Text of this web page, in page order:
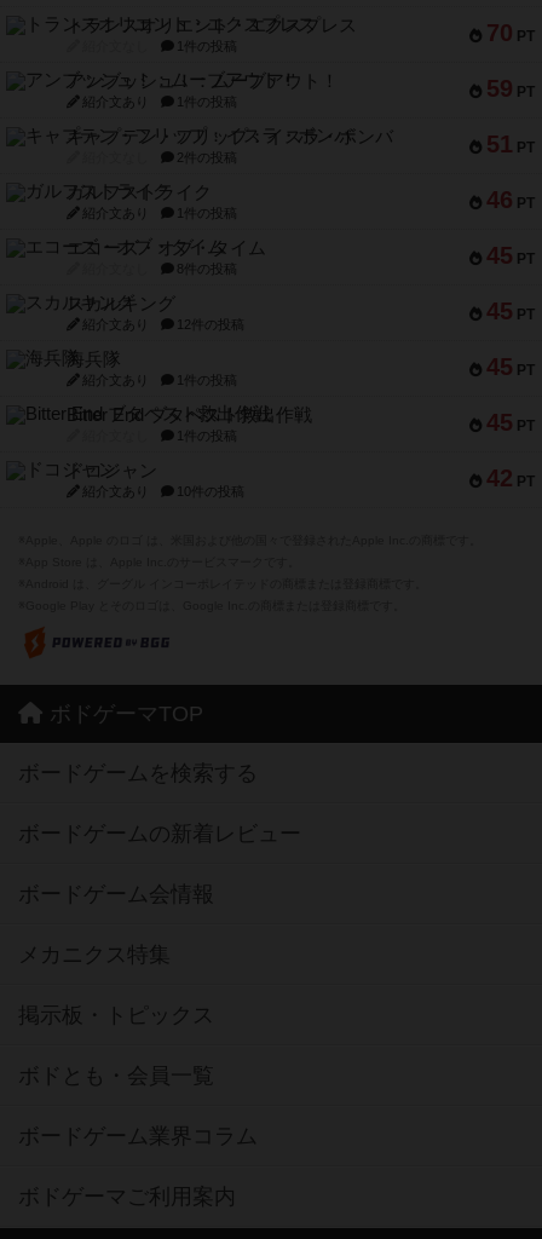
70 PT
トランスオリエント・エクスプレス
1件の投稿
59 PT
アンブッシュ！：ムーブアウト！
紹介文あり 1件の投稿
51 PT
キャプテン・フリップ：イスラ・ボンバ
2件の投稿
46 PT
ガルフストライク
紹介文あり 1件の投稿
45 PT
エコーズ・オブ・タイム
8件の投稿
45 PT
スカルキング
紹介文あり 12件の投稿
45 PT
海兵隊
紹介文あり 1件の投稿
45 PT
Bitter End ブタペスト救出作戦
1件の投稿
42 PT
ドコジャン
紹介文あり 10件の投稿
ボドゲーマTOP
ボードゲームを検索する
ボードゲームの新着レビュー
ボードゲーム会情報
メカニクス特集
掲示板・トピックス
ボドとも・会員一覧
ボードゲーム業界コラム
ボドゲーマご利用案内